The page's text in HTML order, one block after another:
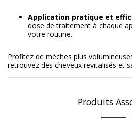
Application pratique et
dose de traitement à chaque
votre routine.
Profitez de mèches plus
retrouvez des cheveux revitalisés et
Produits